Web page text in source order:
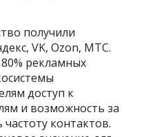
получили
VK, Ozon, МТС.
рекламных
доступ к
и возможность за
контактов.